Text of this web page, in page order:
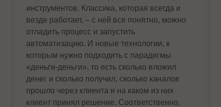
инструментов. Классика, которая всегда и
везде работает, – с ней все понятно, можно
отладить процесс и запустить
автоматизацию. И новые технологии, к
которым нужно подходить с парадигмы
«деньги-деньги», то есть сколько вложил
денег и сколько получил, сколько каналов
прошло через клиента и на каком из них
клиент принял решение. Соответственно,